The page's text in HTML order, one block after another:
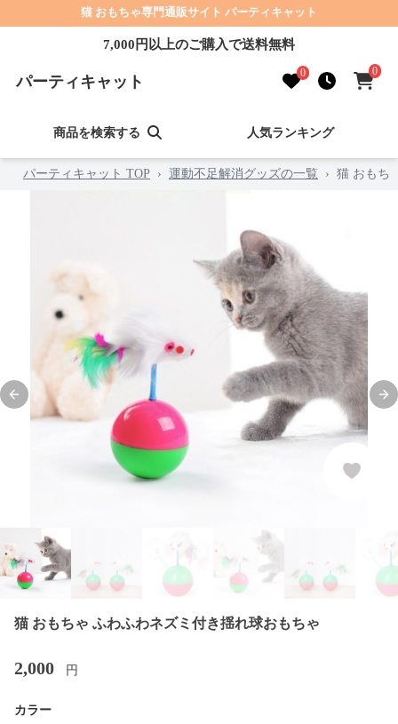
猫 おもちゃ専門通販サイト パーティキャット
7,000円以上のご購入で送料無料
パーティキャット 0 0
商品を検索する 人気ランキング
パーティキャット TOP › 運動不足解消グッズの一覧 › 猫 おもち
Previous slide
猫 おもちゃ ふわふわネズミ付き揺れ球おもちゃ
2,000 円
カラー